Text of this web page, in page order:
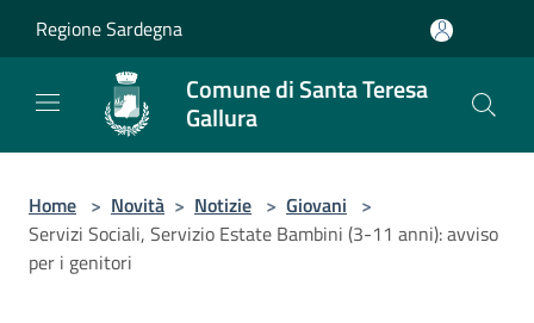
Regione Sardegna
Comune di Santa Teresa
Gallura
Home > Novità > Notizie > Giovani >
Servizi Sociali, Servizio Estate Bambini (3-11 anni): avviso
per i genitori